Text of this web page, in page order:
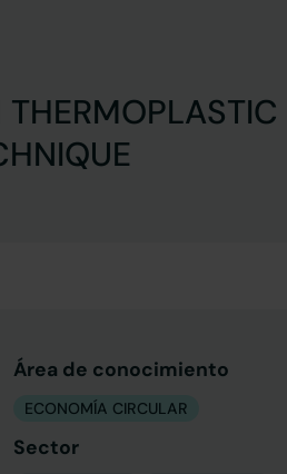
Área de conocimiento
ECONOMÍA CIRCULAR
Sector